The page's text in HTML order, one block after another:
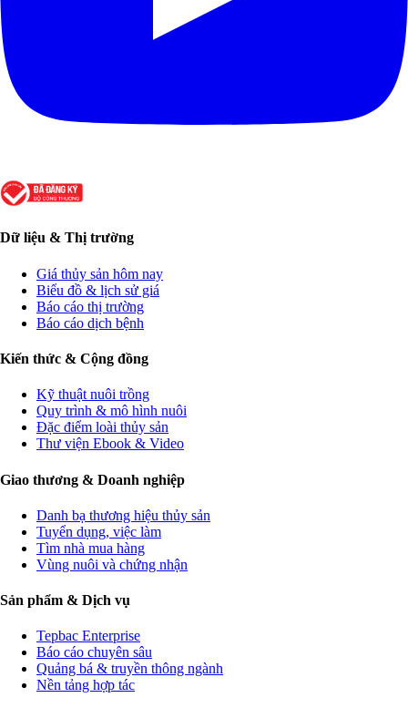
Dữ liệu & Thị trường
Giá thủy sản hôm nay
Biểu đồ & lịch sử giá
Báo cáo thị trường
Báo cáo dịch bệnh
Kiến thức & Cộng đồng
Kỹ thuật nuôi trồng
Quy trình & mô hình nuôi
Đặc điểm loài thủy sản
Thư viện Ebook & Video
Giao thương & Doanh nghiệp
Danh bạ thương hiệu thủy sản
Tuyển dụng, việc làm
Tìm nhà mua hàng
Vùng nuôi và chứng nhận
Sản phẩm & Dịch vụ
Tepbac Enterprise
Báo cáo chuyên sâu
Quảng bá & truyền thông ngành
Nền tảng hợp tác